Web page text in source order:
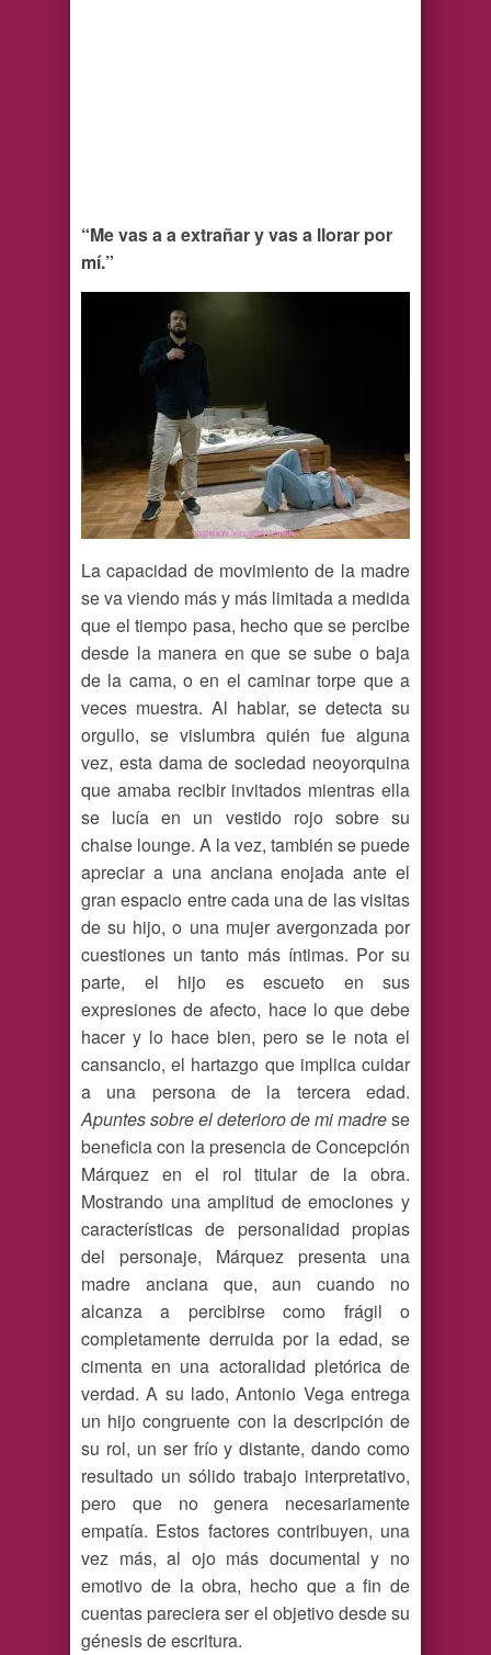
“Me vas a a extrañar y vas a llorar por
mí.”
La capacidad de movimiento de la madre
se va viendo más y más limitada a medida
que el tiempo pasa, hecho que se percibe
desde la manera en que se sube o baja
de la cama, o en el caminar torpe que a
veces muestra. Al hablar, se detecta su
orgullo, se vislumbra quién fue alguna
vez, esta dama de sociedad neoyorquina
que amaba recibir invitados mientras ella
se lucía en un vestido rojo sobre su
chaise lounge. A la vez, también se puede
apreciar a una anciana enojada ante el
gran espacio entre cada una de las visitas
de su hijo, o una mujer avergonzada por
cuestiones un tanto más íntimas. Por su
parte, el hijo es escueto en sus
expresiones de afecto, hace lo que debe
hacer y lo hace bien, pero se le nota el
cansancio, el hartazgo que implica cuidar
a una persona de la tercera edad.
Apuntes sobre el deterioro de mi madrese
beneficia con la presencia de Concepción
Márquez en el rol titular de la obra.
Mostrando una amplitud de emociones y
características de personalidad propias
del personaje, Márquez presenta una
madre anciana que, aun cuando no
alcanza a percibirse como frágil o
completamente derruida por la edad, se
cimenta en una actoralidad pletórica de
verdad. A su lado, Antonio Vega entrega
un hijo congruente con la descripción de
su rol, un ser frío y distante, dando como
resultado un sólido trabajo interpretativo,
pero que no genera necesariamente
empatía. Estos factores contribuyen, una
vez más, al ojo más documental y no
emotivo de la obra, hecho que a fin de
cuentas pareciera ser el objetivo desde su
génesis de escritura.